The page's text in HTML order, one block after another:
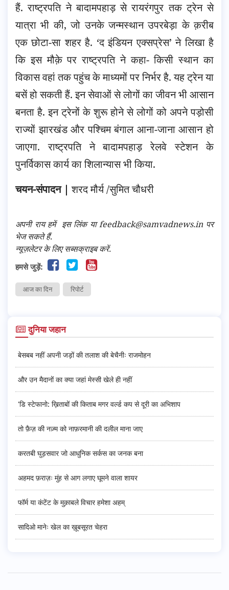
हैं. राष्ट्रपति ने बादामपहाड़ से रायरंगपुर तक ट्रेन से
यात्रा भी की, जो उनके जन्मस्थान उपरबेड़ा के क़रीब
एक छोटा-सा शहर है. ‘द इंडियन एक्सप्रेस’ ने लिखा है
कि इस मौक़े पर राष्ट्रपति ने कहा- किसी स्थान का
विकास वहां तक पहुंच के माध्यमों पर निर्भर है. यह ट्रेन या
बसें हो सकती हैं. इन सेवाओं से लोगों का जीवन भी आसान
बनता है. इन ट्रेनों के शुरू होने से लोगों को अपने पड़ोसी
राज्यों झारखंड और पश्चिम बंगाल आना-जाना आसान हो
जाएगा. राष्ट्रपति ने बादामपहाड़ रेलवे स्टेशन के
पुनर्विकास कार्य का शिलान्यास भी किया.
चयन-संपादन | शरद मौर्य /सुमित चौधरी
अपनी राय हमें इस लिंक या feedback@samvadnews.in पर
भेज सकते हैं.
न्यूज़लेटर के लिए सब्सक्राइब करें.
हमसे जुड़ें:
आज का दिन रिपोर्ट
दुनिया जहान
बेसबब नहीं अपनी जड़ों की तलाश की बेचैनीः राजमोहन
और उन मैदानों का क्या जहां मेस्सी खेले ही नहीं
'डि स्टेफानो: ख़िताबों की किताब मगर वर्ल्ड कप से दूरी का अभिशाप
तो फ़ैज़ की नज़्म को नाफ़रमानी की दलील माना जाए
करतबी घुड़सवार जो आधुनिक सर्कस का जनक बना
अहमद फ़राज़ः मुंह से आग लगाए घूमने वाला शायर
फॉर्म या कंटेंट के मुक़ाबले विचार हमेशा अहम्
सादिओ मानेः खेल का ख़ूबसूरत चेहरा